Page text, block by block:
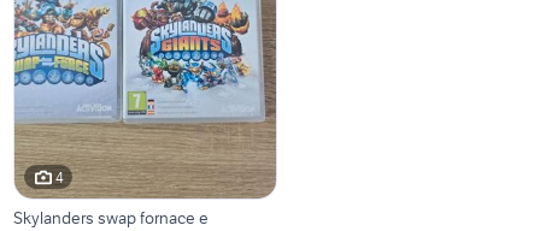
4
Skylanders swap fornace e